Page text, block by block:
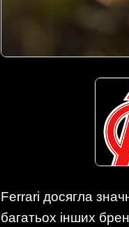
Ferrari досягла
багатьох інших